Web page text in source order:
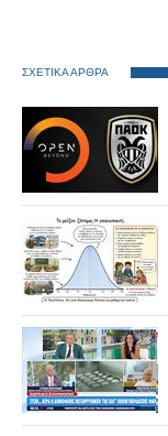
ΣΧΕΤΙΚΑ ΑΡΘΡΑ